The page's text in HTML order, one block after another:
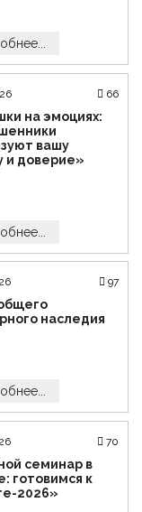
66
на эмоциях:
вашу
и доверие»
97
наследия
70
семинар в
готовимся к
2026»